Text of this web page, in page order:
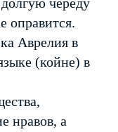
оправится.
Аврелия в
(койне) в
нравов, а